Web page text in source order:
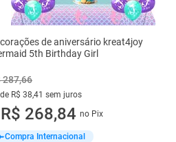
de aniversário kreat4joy
5th Birthday Girl
287,66
R$ 38,41 sem juros
de R$ 38,41 sem juros
R$ 268,84 no Pix
Compra Internacional